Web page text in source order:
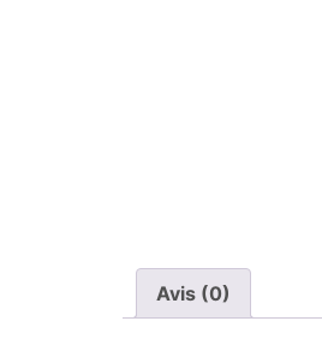
Avis (0)